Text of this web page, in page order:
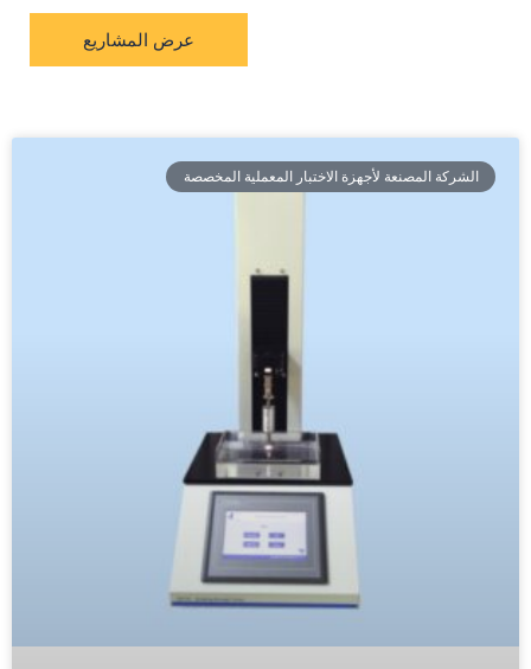
عرض المشاريع
الشركة المصنعة لأجهزة الاختبار المعملية المخصصة